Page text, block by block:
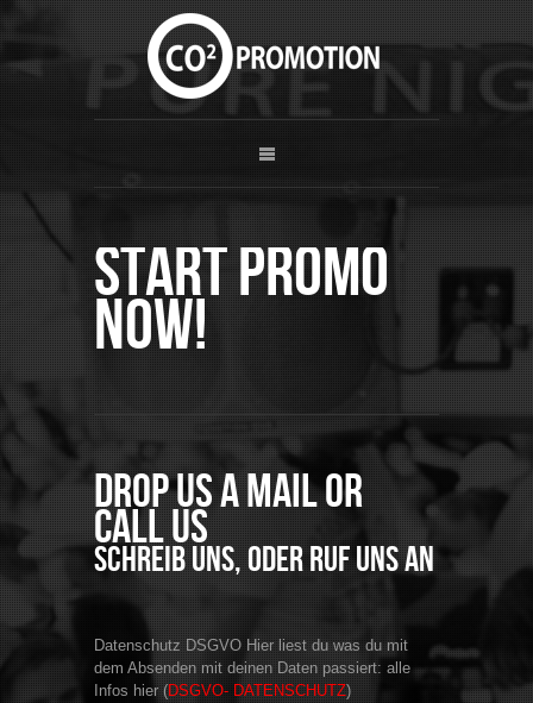
Start Promo
now!
Drop us a mail or
call us
Schreib uns, oder ruf uns an
Datenschutz DSGVO Hier liest du was du mit
dem Absenden mit deinen Daten passiert: alle
Infos hier (DSGVO- DATENSCHUTZ)